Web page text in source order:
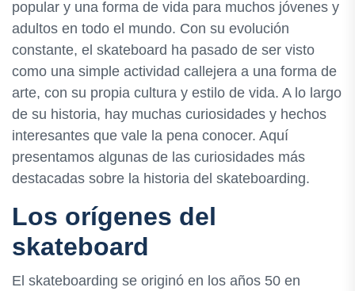
popular y una forma de vida para muchos jóvenes y
adultos en todo el mundo. Con su evolución
constante, el skateboard ha pasado de ser visto
como una simple actividad callejera a una forma de
arte, con su propia cultura y estilo de vida. A lo largo
de su historia, hay muchas curiosidades y hechos
interesantes que vale la pena conocer. Aquí
presentamos algunas de las curiosidades más
destacadas sobre la historia del skateboarding.
Los orígenes del
skateboard
El skateboarding se originó en los años 50 en